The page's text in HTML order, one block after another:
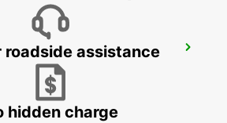
IKC
roadside assistance
hidden charge